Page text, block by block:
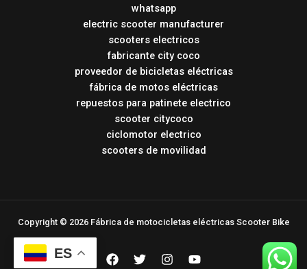
whatsapp
electric scooter manufacturer
scooters electricos
fabricante city coco
proveedor de bicicletas eléctricas
fábrica de motos eléctricas
repuestos para patinete electrico
scooter citycoco
ciclomotor electrico
scooters de movilidad
Copyright © 2026 Fábrica de motocicletas eléctricas Scooter Bike
ES